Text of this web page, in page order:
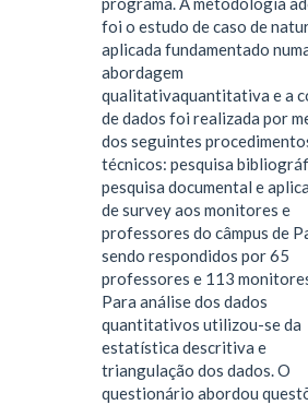
foi o estudo de caso de
aplicada fundamentado
abordagem
qualitativaquantitativa e a
de dados foi realizada por
dos seguintes
técnicos: pesquisa
pesquisa documental e
de survey aos monitores e
professores do câmpus de
sendo respondidos por 65
professores e 113
Para análise dos dados
quantitativos utilizou-se da
estatística descritiva e
triangulação dos dados. O
questionário abordou